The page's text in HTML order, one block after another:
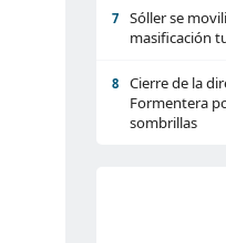
7
Sóller se
masificación
8
Cierre de la
Formentera
sombrillas